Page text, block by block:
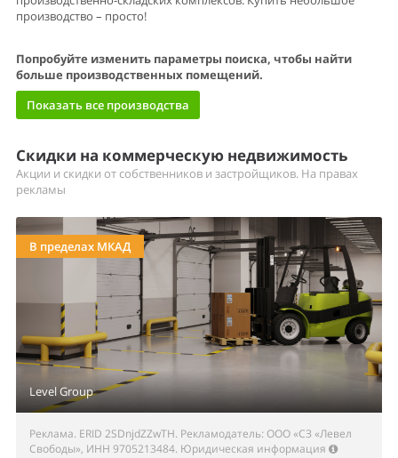
производство – просто!
Попробуйте изменить параметры поиска, чтобы найти
больше производственных помещений.
Показать все производства
Скидки на коммерческую недвижимость
Акции и скидки от собственников и застройщиков. На правах
рекламы
Level Group
В пределах МКАД
Реклама. ERID 2SDnjdZZwTH. Рекламодатель: ООО «СЗ «Левел
Свободы», ИНН 9705213484. Юридическая информация